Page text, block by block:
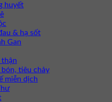
huyết
& hạ sốt
Gan
tiêu chảy
miễn dịch